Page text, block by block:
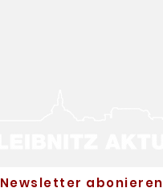
Newsletter abonieren